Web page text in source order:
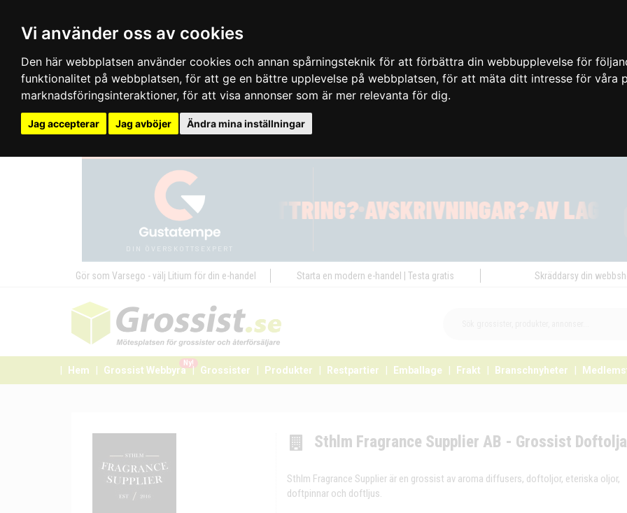
Vi använder oss av cookies
Den här webbplatsen använder cookies och annan spårningsteknik för att förbättra din webbupplevelse för
funktionalitet på webbplatsen, för att ge en bättre upplevelse på webbplatsen, för att mäta ditt intresse för våra
marknadsföringsinteraktioner, för att visa annonser som är mer relevanta för dig.
Jag accepterar Jag avböjer Ändra mina inställningar
Gör som Varsego - välj Litium för din e-handel Starta en modern e-handel | Testa gratis Skräddarsy din
Hem Grossist Webbyrå
Ny!
Grossister Produkter Restpartier Emballage Frakt Branschnyheter
Sthlm Fragrance Supplier AB - Grossist Doftolja
Sthlm Fragrance Supplier är en grossist av aroma diffusers, doftoljor, eteriska oljor,
doftpinnar och doftljus.